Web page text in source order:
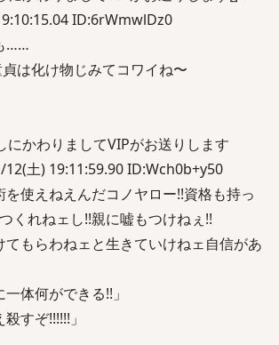
ID:6rWmwlDz0
……
は化け物じみてコワイね〜
にかわりましてVIPがお送りします
土) 19:11:59.90 ID:Wch0b+y50
を使えねえんだコノヤロー!!資格も持っ
くれねェし!!親に嘘もつけねぇ!!
わねェと生きていけねェ自信があ
体何ができる!!」
すぞ!!!!!!」